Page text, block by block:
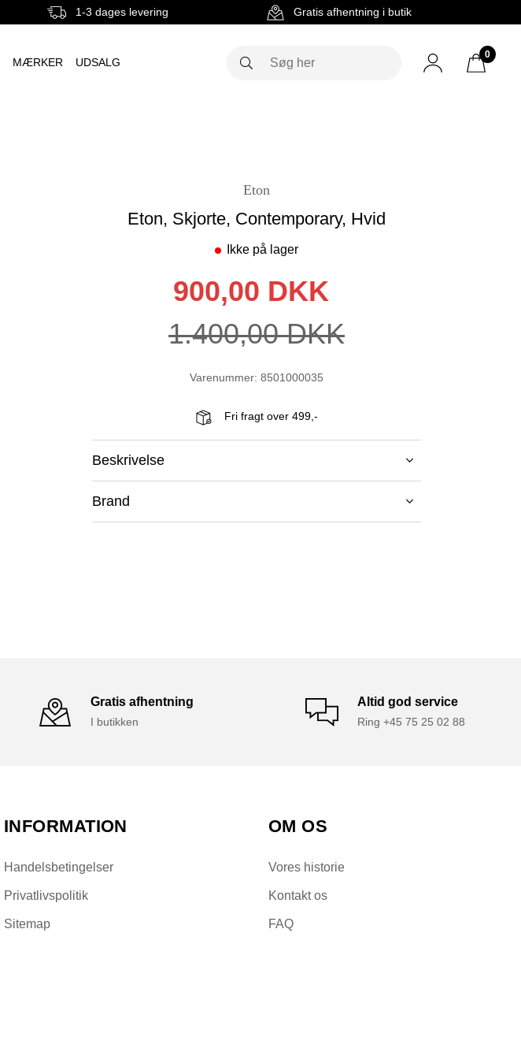
1-3 dages levering Gratis afhentning i butik
MÆRKER UDSALG
0
Eton
Eton, Skjorte, Contemporary, Hvid
Ikke på lager
900,00 DKK
1.400,00 DKK
Varenummer: 8501000035
Fri fragt over 499,-
Beskrivelse
Brand
Gratis afhentning
I butikken
Altid god service
Ring +45 75 25 02 88
INFORMATION
Handelsbetingelser
Privatlivspolitik
Sitemap
OM OS
Vores historie
Kontakt os
FAQ